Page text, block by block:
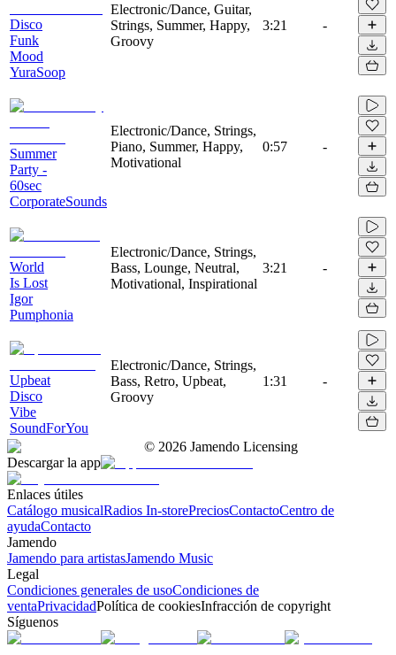
Disco
Funk
Mood
YuraSoop
Electronic/Dance, Guitar,
Strings, Summer, Happy,
Groovy
3:21 -
Summer
Party -
60sec
CorporateSounds
Electronic/Dance, Strings,
Piano, Summer, Happy,
Motivational
0:57 -
World
Is Lost
Igor
Pumphonia
Electronic/Dance, Strings,
Bass, Lounge, Neutral,
Motivational, Inspirational
3:21 -
Upbeat
Disco
Vibe
SoundForYou
Electronic/Dance, Strings,
Bass, Retro, Upbeat,
Groovy
1:31 -
© 2026 Jamendo Licensing
Descargar la app
Enlaces útiles
Catálogo musicalRadios In-storePreciosContactoCentro de
ayudaContacto
Jamendo
Jamendo para artistasJamendo Music
Legal
Condiciones generales de usoCondiciones de
ventaPrivacidadPolítica de cookiesInfracción de copyright
Síguenos